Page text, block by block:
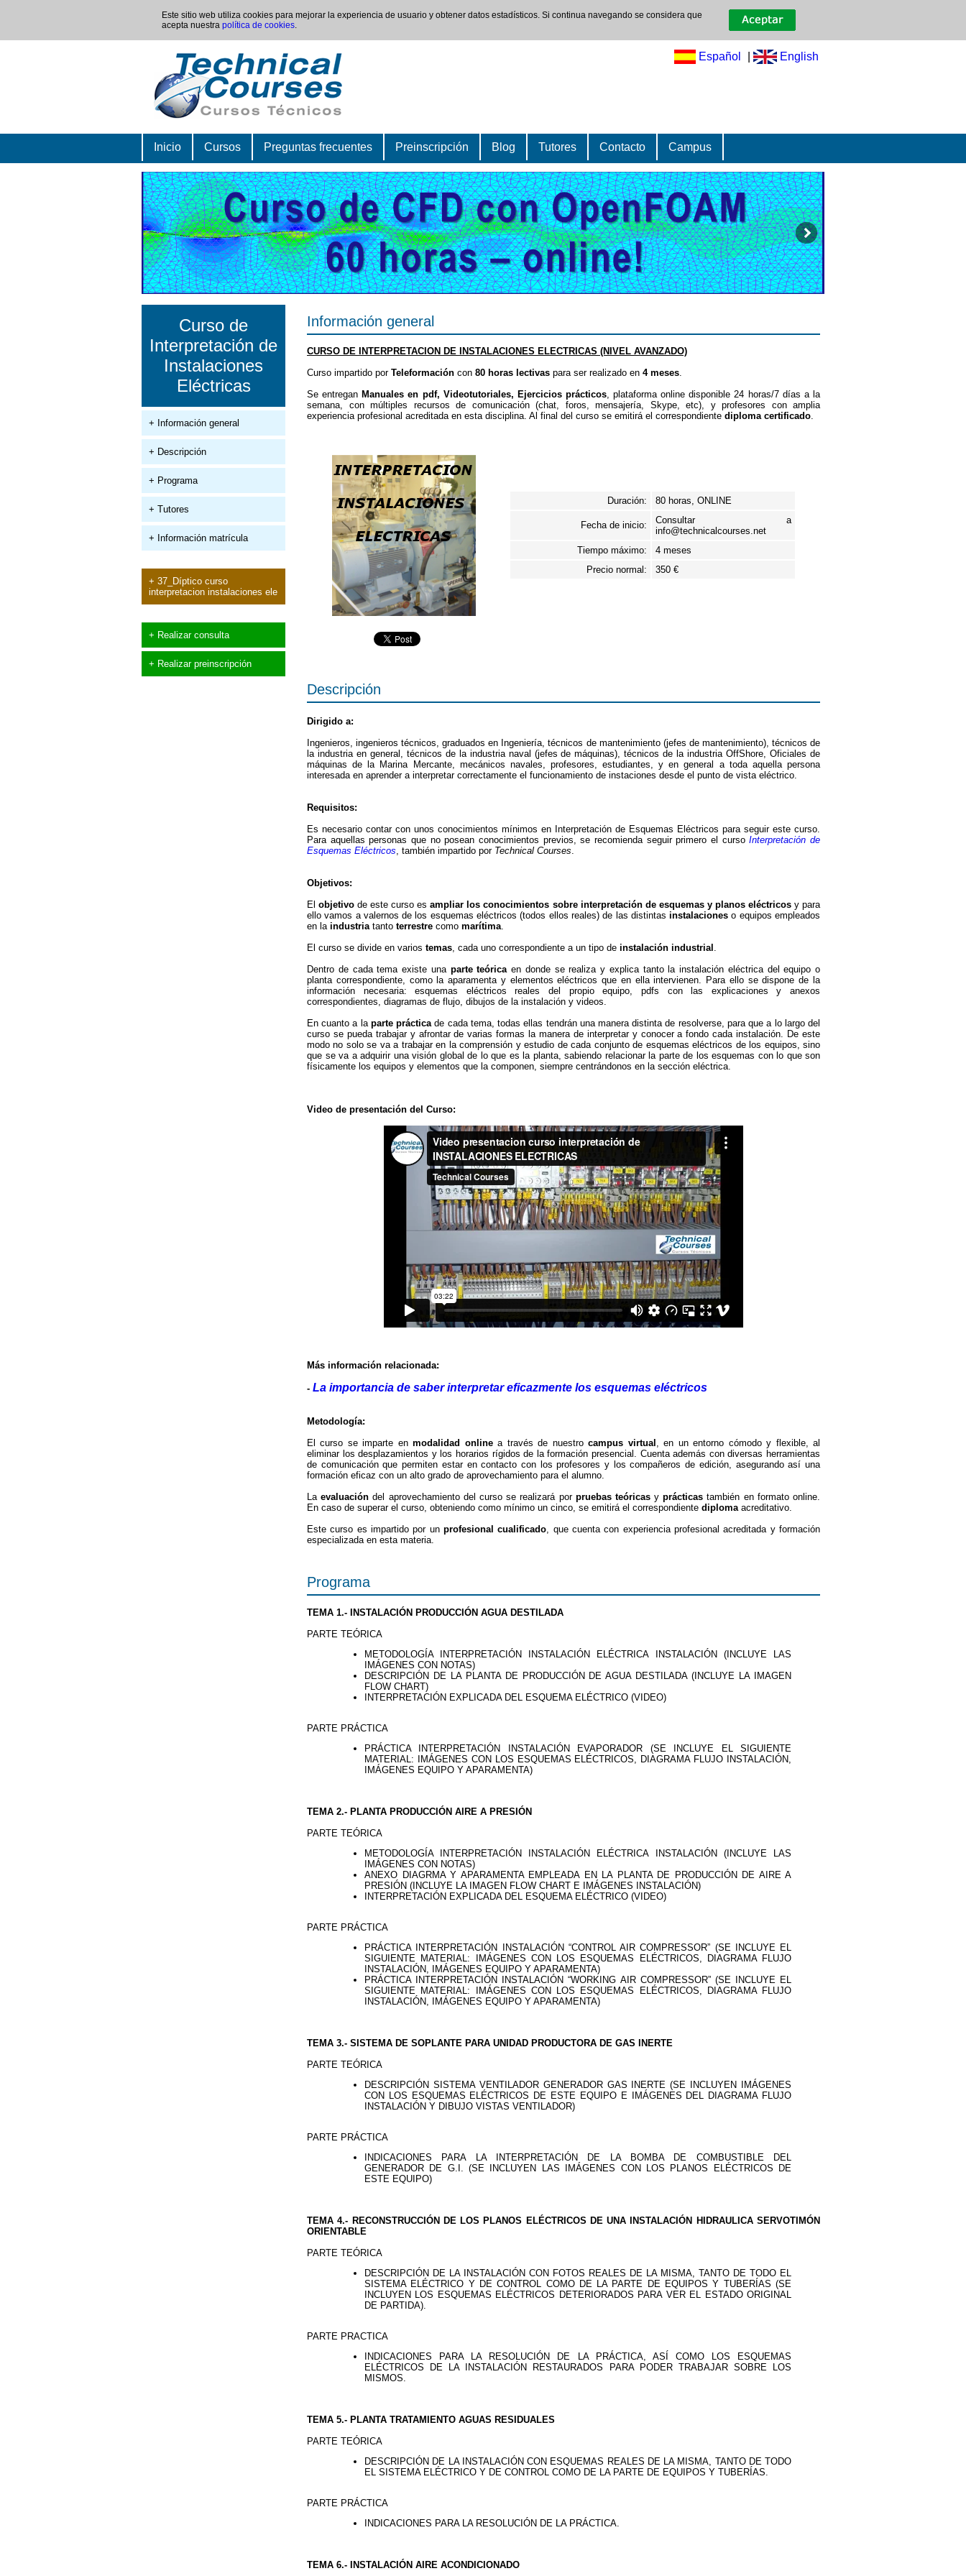
Este sitio web utiliza cookies para mejorar la experiencia de usuario y obtener datos estadísticos. Si continua navegando se considera que
acepta nuestra política de cookies.
Español English
Inicio Cursos Preguntas frecuentes Preinscripción Blog Tutores Contacto Campus
Curso de
Interpretación de
Instalaciones
Eléctricas
+ Información general
+ Descripción
+ Programa
+ Tutores
+ Información matrícula
+ 37_Díptico curso
interpretacion instalaciones ele
+ Realizar consulta
+ Realizar preinscripción
Información general
CURSO DE INTERPRETACION DE INSTALACIONES ELECTRICAS (NIVEL AVANZADO)
Curso impartido por Teleformación con 80 horas lectivas para ser realizado en 4 meses.
Se entregan Manuales en pdf, Videotutoriales, Ejercicios prácticos, plataforma online disponible 24 horas/7 días a la
semana, con múltiples recursos de comunicación (chat, foros, mensajería, Skype, etc), y profesores con amplia
experiencia profesional acreditada en esta disciplina. Al final del curso se emitirá el correspondiente diploma certificado.
Duración: 80 horas, ONLINE
Fecha de inicio:
Consultar a
info@technicalcourses.net
Tiempo máximo:
4 meses
Precio normal:
350 €
Descripción
Dirigido a:
Ingenieros, ingenieros técnicos, graduados en Ingeniería, técnicos de mantenimiento (jefes de mantenimiento), técnicos de
la industria en general, técnicos de la industria naval (jefes de máquinas), técnicos de la industria OffShore, Oficiales de
máquinas de la Marina Mercante, mecánicos navales, profesores, estudiantes, y en general a toda aquella persona
interesada en aprender a interpretar correctamente el funcionamiento de instaciones desde el punto de vista eléctrico.
Requisitos:
Es necesario contar con unos conocimientos mínimos en Interpretación de Esquemas Eléctricos para seguir este curso.
Para aquellas personas que no posean conocimientos previos, se recomienda seguir primero el cursoInterpretación de
Esquemas Eléctricos, también impartido por Technical Courses.
Objetivos:
Elobjetivo de este curso esampliar los conocimientos sobre interpretación de esquemas y planos eléctricosy para
ello vamos a valernos de los esquemas eléctricos (todos ellos reales) de las distintasinstalaciones o equipos empleados
en la industriatanto terrestre como marítima.
El curso se divide en varios temas, cada uno correspondiente a un tipo de instalación industrial .
Dentro de cada tema existe una parte teóricaen donde se realiza y explica tanto la instalación eléctrica del equipo o
planta correspondiente, como la aparamenta y elementos eléctricos que en ella intervienen. Para ello se dispone de la
información necesaria: esquemas eléctricos reales del propio equipo, pdfs con las explicaciones y anexos
correspondientes, diagramas de flujo, dibujos de la instalación y videos.
En cuanto a la parte prácticade cada tema, todas ellas tendrán una manera distinta de resolverse, para que a lo largo del
curso se pueda trabajar y afrontar de varias formas la manera de interpretar y conocer a fondo cada instalación. De este
modo no solo se va a trabajar en la comprensión y estudio de cada conjunto de esquemas eléctricos de los equipos, sino
que se va a adquirir una visión global de lo que es la planta, sabiendo relacionar la parte de los esquemas con lo que son
físicamente los equipos y elementos que la componen, siempre centrándonos en la sección eléctrica.
Video de presentación del Curso:
Más información relacionada:
- La importancia de saber interpretar eficazmente los esquemas eléctricos
Metodología:
El curso se imparte enmodalidad onlinea través de nuestrocampus virtual , en un entorno cómodo y flexible, al
eliminar los desplazamientos y los horarios rígidos de la formación presencial. Cuenta además con diversas herramientas
de comunicación que permiten estar en contacto con los profesores y los compañeros de edición, asegurando así una
formación eficaz con un alto grado de aprovechamiento para el alumno.
Laevaluación del aprovechamiento del curso se realizará por pruebas teóricasyprácticas también en formato online.
En caso de superar el curso, obteniendo como mínimo un cinco, se emitirá el correspondiente diplomaacreditativo.
Este curso es impartido por un profesional cualificado, que cuenta con experiencia profesional acreditada y formación
especializada en esta materia.
Programa
TEMA 1.- INSTALACIÓN PRODUCCIÓN AGUA DESTILADA
PARTE TEÓRICA
METODOLOGÍA INTERPRETACIÓN INSTALACIÓN ELÉCTRICA INSTALACIÓN (INCLUYE LAS
IMÁGENES CON NOTAS)
DESCRIPCIÓN DE LA PLANTA DE PRODUCCIÓN DE AGUA DESTILADA (INCLUYE LA IMAGEN
FLOW CHART)
INTERPRETACIÓN EXPLICADA DEL ESQUEMA ELÉCTRICO (VIDEO)
PARTE PRÁCTICA
PRÁCTICA INTERPRETACIÓN INSTALACIÓN EVAPORADOR (SE INCLUYE EL SIGUIENTE
MATERIAL: IMÁGENES CON LOS ESQUEMAS ELÉCTRICOS, DIAGRAMA FLUJO INSTALACIÓN,
IMÁGENES EQUIPO Y APARAMENTA)
TEMA 2.- PLANTA PRODUCCIÓN AIRE A PRESIÓN
PARTE TEÓRICA
METODOLOGÍA INTERPRETACIÓN INSTALACIÓN ELÉCTRICA INSTALACIÓN (INCLUYE LAS
IMÁGENES CON NOTAS)
ANEXO DIAGRMA Y APARAMENTA EMPLEADA EN LA PLANTA DE PRODUCCIÓN DE AIRE A
PRESIÓN (INCLUYE LA IMAGEN FLOW CHART E IMÁGENES INSTALACIÓN)
INTERPRETACIÓN EXPLICADA DEL ESQUEMA ELÉCTRICO (VIDEO)
PARTE PRÁCTICA
PRÁCTICA INTERPRETACIÓN INSTALACIÓN “CONTROL AIR COMPRESSOR” (SE INCLUYE EL
SIGUIENTE MATERIAL: IMÁGENES CON LOS ESQUEMAS ELÉCTRICOS, DIAGRAMA FLUJO
INSTALACIÓN, IMÁGENES EQUIPO Y APARAMENTA)
PRÁCTICA INTERPRETACIÓN INSTALACIÓN “WORKING AIR COMPRESSOR” (SE INCLUYE EL
SIGUIENTE MATERIAL: IMÁGENES CON LOS ESQUEMAS ELÉCTRICOS, DIAGRAMA FLUJO
INSTALACIÓN, IMÁGENES EQUIPO Y APARAMENTA)
TEMA 3.- SISTEMA DE SOPLANTE PARA UNIDAD PRODUCTORA DE GAS INERTE
PARTE TEÓRICA
DESCRIPCIÓN SISTEMA VENTILADOR GENERADOR GAS INERTE (SE INCLUYEN IMÁGENES
CON LOS ESQUEMAS ELÉCTRICOS DE ESTE EQUIPO E IMÁGENES DEL DIAGRAMA FLUJO
INSTALACIÓN Y DIBUJO VISTAS VENTILADOR)
PARTE PRÁCTICA
INDICACIONES PARA LA INTERPRETACIÓN DE LA BOMBA DE COMBUSTIBLE DEL
GENERADOR DE G.I. (SE INCLUYEN LAS IMÁGENES CON LOS PLANOS ELÉCTRICOS DE
ESTE EQUIPO)
TEMA 4.- RECONSTRUCCIÓN DE LOS PLANOS ELÉCTRICOS DE UNA INSTALACIÓN HIDRAULICA SERVOTIMÓN
ORIENTABLE
PARTE TEÓRICA
DESCRIPCIÓN DE LA INSTALACIÓN CON FOTOS REALES DE LA MISMA, TANTO DE TODO EL
SISTEMA ELÉCTRICO Y DE CONTROL COMO DE LA PARTE DE EQUIPOS Y TUBERÍAS (SE
INCLUYEN LOS ESQUEMAS ELÉCTRICOS DETERIORADOS PARA VER EL ESTADO ORIGINAL
DE PARTIDA).
PARTE PRACTICA
INDICACIONES PARA LA RESOLUCIÓN DE LA PRÁCTICA, ASÍ COMO LOS ESQUEMAS
ELÉCTRICOS DE LA INSTALACIÓN RESTAURADOS PARA PODER TRABAJAR SOBRE LOS
MISMOS.
TEMA 5.- PLANTA TRATAMIENTO AGUAS RESIDUALES
PARTE TEÓRICA
DESCRIPCIÓN DE LA INSTALACIÓN CON ESQUEMAS REALES DE LA MISMA, TANTO DE TODO
EL SISTEMA ELÉCTRICO Y DE CONTROL COMO DE LA PARTE DE EQUIPOS Y TUBERÍAS.
PARTE PRÁCTICA
INDICACIONES PARA LA RESOLUCIÓN DE LA PRÁCTICA.
TEMA 6.- INSTALACIÓN AIRE ACONDICIONADO